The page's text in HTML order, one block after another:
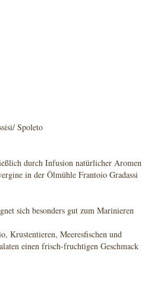
Spoleto
durch Infusion natürlicher Aromen
in der Ölmühle Frantoio Gradassi
sich besonders gut zum Marinieren
Krustentieren, Meeresfischen und
einen frisch-fruchtigen Geschmack